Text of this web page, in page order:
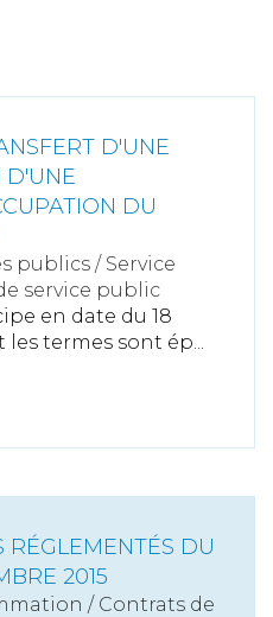
D'UNE
D'UNE
DU
publics / Service
service public
en date du 18
termes sont ép...
RÉGLEMENTÉS DU
2015
/ Contrats de